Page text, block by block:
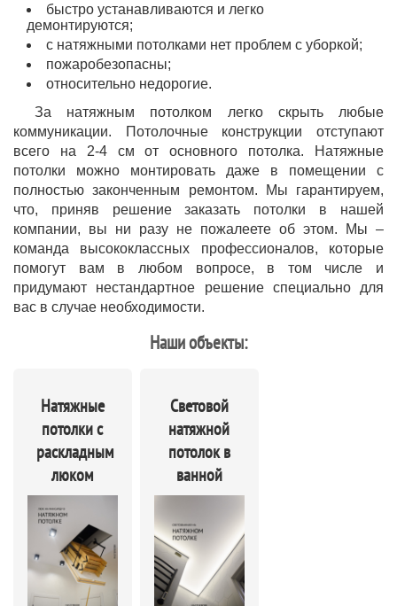
быстро устанавливаются и легко
демонтируются;
с натяжными потолками нет проблем с уборкой;
пожаробезопасны;
относительно недорогие.
За натяжным потолком легко скрыть любые
коммуникации. Потолочные конструкции отступают
всего на 2-4 см от основного потолка. Натяжные
потолки можно монтировать даже в помещении с
полностью законченным ремонтом. Мы гарантируем,
что, приняв решение заказать потолки в нашей
компании, вы ни разу не пожалеете об этом. Мы –
команда высококлассных профессионалов, которые
помогут вам в любом вопросе, в том числе и
придумают нестандартное решение специально для
вас в случае необходимости.
Наши объекты:
Натяжные
потолки с
раскладным
люком
Световой
натяжной
потолок в
ванной